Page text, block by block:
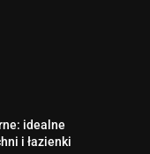
idealne
i łazienki